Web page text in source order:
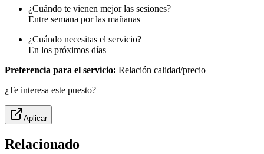
¿Cuándo te vienen mejor las sesiones?
Entre semana por las mañanas
¿Cuándo necesitas el servicio?
En los próximos días
Preferencia para el servicio: Relación calidad/precio
¿Te interesa este puesto?
Aplicar
Relacionado